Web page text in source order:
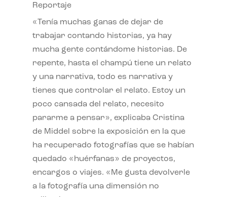
Reportaje
«Tenía muchas ganas de dejar de
trabajar contando historias, ya hay
mucha gente contándome historias. De
repente, hasta el champú tiene un relato
y una narrativa, todo es narrativa y
tienes que controlar el relato. Estoy un
poco cansada del relato, necesito
pararme a pensar», explicaba Cristina
de Middel sobre la exposición en la que
ha recuperado fotografías que se habían
quedado «huérfanas» de proyectos,
encargos o viajes. «Me gusta devolverle
a la fotografía una dimensión no